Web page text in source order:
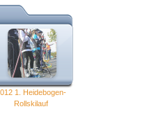
1. Heidebogen-
Rollskilauf